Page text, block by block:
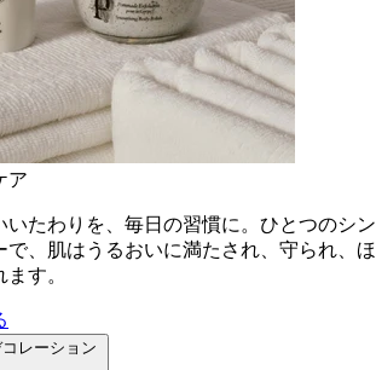
ア
いたわりを、毎日の習慣に。ひとつのシン
で、肌はうるおいに満たされ、守られ、ほ
す。
レーション